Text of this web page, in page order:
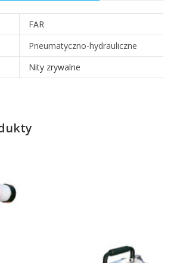
FAR
Pneumatyczno-hydrauliczne
Nity zrywalne